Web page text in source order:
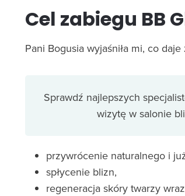
Cel zabiegu BB
Pani Bogusia wyjaśniła mi, co
Sprawdź najlepszych
wizytę w salonie
przywrócenie naturalnego i
spłycenie blizn,
regeneracja skóry twarzy